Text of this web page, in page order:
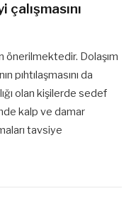
önerilmektedir. Dolaşım
pıhtılaşmasını da
olan kişilerde sedef
kalp ve damar
tavsiye